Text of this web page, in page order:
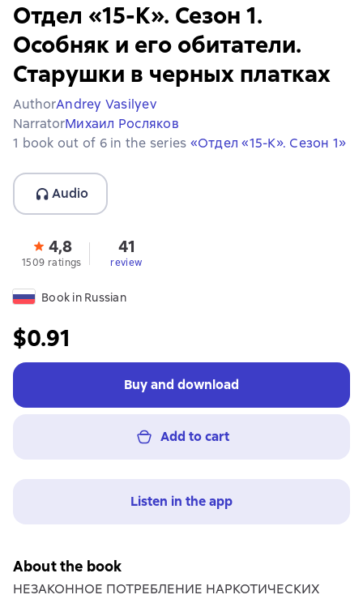
Отдел «15-К». Сезон 1.
Особняк и его обитатели.
Старушки в черных платках
AuthorAndrey Vasilyev
NarratorМихаил Росляков
1 book out of 6 in the series «Отдел «15-К». Сезон 1»
Audio
4,8
1509 ratings
41
review
Book in Russian
$0.91
Buy and download
Add to cart
Listen in the app
About the book
НЕЗАКОННОЕ ПОТРЕБЛЕНИЕ НАРКОТИЧЕСКИХ